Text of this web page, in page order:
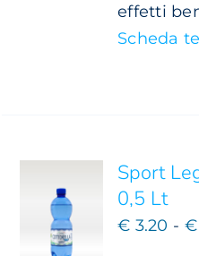
effetti
Scheda
PIÙ
VARIANTI.
LE
OPZIONI
POSSONO
Sport
0,5 Lt
€ 3.20 - €